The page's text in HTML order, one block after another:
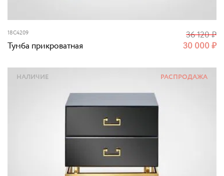
18C4209
Тумба прикроватная 30 000₽
36 120₽
РАСПРОДАЖА
НАЛИЧИЕ